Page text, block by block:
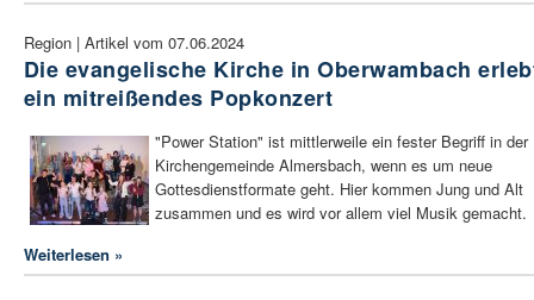
Region | Artikel vom 07.06.2024
Die evangelische Kirche in Oberwambach
ein mitreißendes Popkonzert
"Power Station" ist mittlerweile ein fester Begriff in der
Kirchengemeinde Almersbach, wenn es um neue
Gottesdienstformate geht. Hier kommen Jung und Alt
zusammen und es wird vor allem viel Musik gemacht.
Weiterlesen »